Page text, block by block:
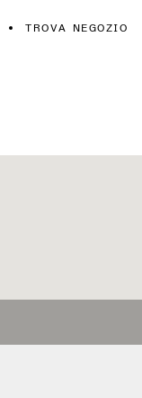
TROVA NEGOZIO